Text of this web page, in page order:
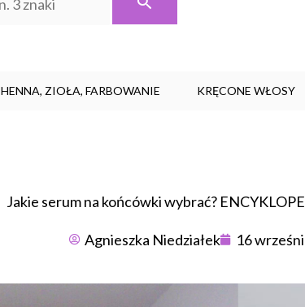
HENNA, ZIOŁA, FARBOWANIE KRĘCONE WŁOSY
Jakie serum na końcówki wybrać?
Agnieszka Niedziałek 16